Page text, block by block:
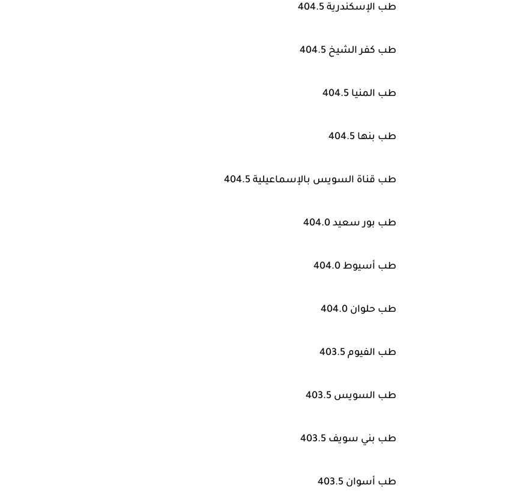
طب الإسكندرية 404.5
طب كفر الشيخ 404.5
طب المنيا 404.5
طب بنها 404.5
طب قناة السويس بالإسماعيلية 404.5
طب بور سعيد 404.0
طب أسيوط 404.0
طب حلوان 404.0
طب الفيوم 403.5
طب السويس 403.5
طب بني سويف 403.5
طب أسوان 403.5